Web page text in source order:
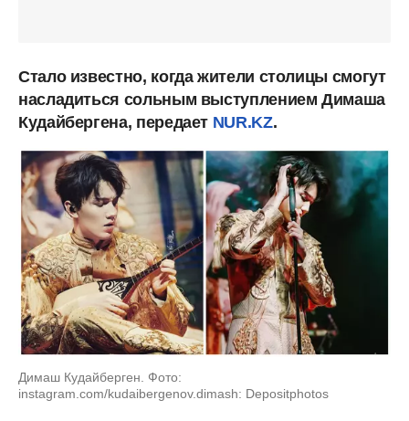
Стало известно, когда жители столицы смогут
насладиться сольным выступлением Димаша
Кудайбергена, передает NUR.KZ.
Димаш Кудайберген. Фото:
instagram.com/kudaibergenov.dimash: Depositphotos